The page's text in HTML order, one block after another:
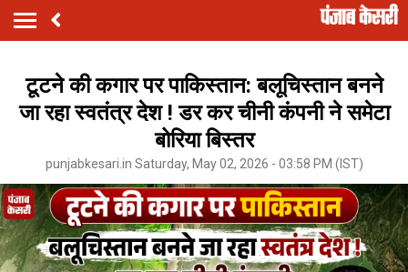
टूटने की कगार पर पाकिस्तान: बलूचिस्तान बनने
जा रहा स्वतंत्र देश ! डर कर चीनी कंपनी ने समेटा
बोरिया बिस्तर
punjabkesari.in Saturday, May 02, 2026 - 03:58 PM (IST)